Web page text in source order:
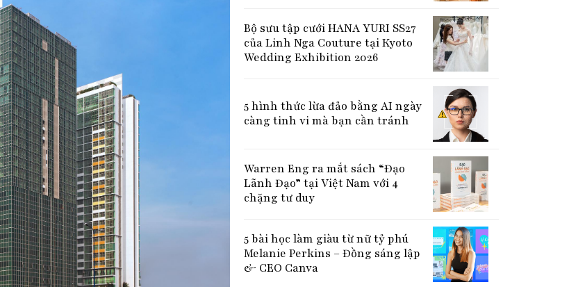
Bộ sưu tập cưới HANA YURI SS27
của Linh Nga Couture tại Kyoto
Wedding Exhibition 2026
5 hình thức lừa đảo bằng AI ngày
càng tinh vi mà bạn cần tránh
Warren Eng ra mắt sách “Đạo
Lãnh Đạo” tại Việt Nam với 4
chặng tư duy
5 bài học làm giàu từ nữ tỷ phú
Melanie Perkins – Đồng sáng lập
& CEO Canva